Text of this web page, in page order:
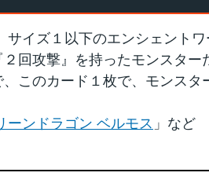
サイズ１以下のエンシェント
回攻撃』を持ったモンスター
このカード１枚で、モンスタ
ーンドラゴン ベルモス 」など